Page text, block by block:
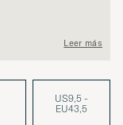
Leer más
US9,5 -
EU43,5